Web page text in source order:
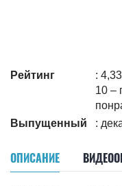
Рейтинг
:
10 –
Выпущенный
:
ОПИСАНИЕ